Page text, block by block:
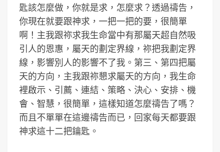
匙該怎麼做，你就是求，怎麼求？透過禱告，
你現在就要跟神求，一把一把的要，很簡單
啊！主我跟祢求我生命當中有那屬天超自然吸
引人的恩惠，屬天的劃定界線，祢把我劃定界
線，影響別人的影響不了我。第三、第四把屬
天的方向，主我跟祢懇求屬天的方向，我生命
裡啟示、引薦、連結、策略、決心、安排、機
會、智慧，很簡單，這樣知道怎麼禱告了嗎？
而且不單單在這邊禱告而已，回家每天都要跟
神求這十二把鑰匙。